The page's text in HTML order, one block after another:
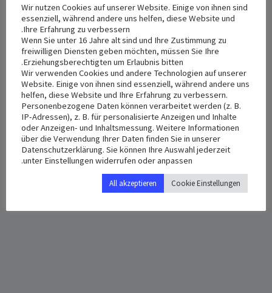
+ Add to Google Calendar
+ Add to iCalendar
Date:
فبراير 25, 2023
Time:
3:00 م - 5:00 م
VENUE
St. Anton
Hermann-Geib-Straße 8a
Regensburg,93053Germany
+ Google Map
Wir nutzen Cookies auf unserer Website. Einige von ihnen sind
essenziell, während andere uns helfen, diese Website und
Ihre Erfahrung zu verbessern.
Wenn Sie unter 16 Jahre alt sind und Ihre Zustimmung zu
freiwilligen Diensten geben möchten, müssen Sie Ihre
Erziehungsberechtigten um Erlaubnis bitten.
Wir verwenden Cookies und andere Technologien auf unserer
Website. Einige von ihnen sind essenziell, während andere uns
helfen, diese Website und Ihre Erfahrung zu verbessern.
Personenbezogene Daten können verarbeitet werden (z. B.
IP-Adressen), z. B. für personalisierte Anzeigen und Inhalte
oder Anzeigen- und Inhaltsmessung. Weitere Informationen
über die Verwendung Ihrer Daten finden Sie in unserer
Datenschutzerklärung. Sie können Ihre Auswahl jederzeit
unter Einstellungen widerrufen oder anpassen.
Cookie Einstellungen
All akzeptieren